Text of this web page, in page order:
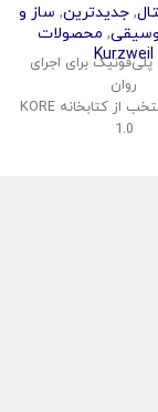
, جدیدترین, ساز و
, محصولات
Kurzweil
پلی‌فونیک برای اجرای
روان
16 صدای منتخب از کتابخانه KORE
1.0